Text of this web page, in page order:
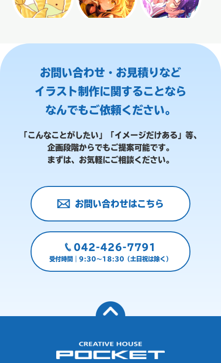
お問い合わせ・お見積りなど
イラスト制作に関することなら
なんでもご依頼ください。
「こんなことがしたい」「イメージだけある」等、
企画段階からでもご提案可能です。
まずは、お気軽にご相談ください。
お問い合わせはこちら
042-426-7791
受付時間｜9:30～18:30（土日祝は除く）